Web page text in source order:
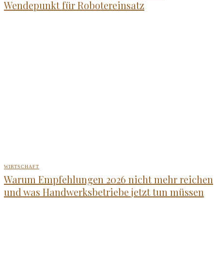
Wendepunkt für Robotereinsatz
WIRTSCHAFT
Warum Empfehlungen 2026 nicht mehr reichen
und was Handwerksbetriebe jetzt tun müssen